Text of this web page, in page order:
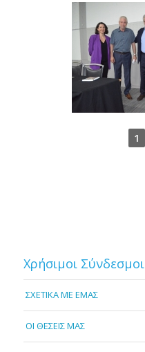
1
Χρήσιμοι Σύνδεσμοι
ΣΧΕΤΙΚΑ ΜΕ ΕΜΑΣ
OI ΘΕΣΕΙΣ ΜΑΣ